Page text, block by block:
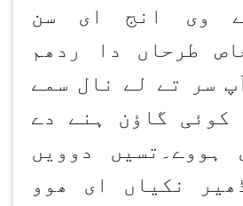
وی انج ای سن
طرحاں دا ردھم
سر تے لے نال سمے
کوئی گاؤن ہنے دے
ہووے۔تسیں دوویں
نکیاں ای ھوو